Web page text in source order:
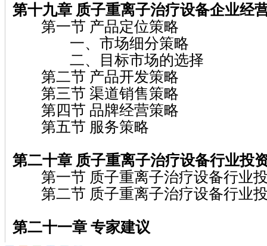
第十九章 质子重离子治疗设备企业经
第一节 产品定位策略
一、市场细分策略
二、目标市场的选择
第二节 产品开发策略
第三节 渠道销售策略
第四节 品牌经营策略
第五节 服务策略
第二十章 质子重离子治疗设备行业投
第一节 质子重离子治疗设备行业
第二节 质子重离子治疗设备行业
第二十一章 专家建议